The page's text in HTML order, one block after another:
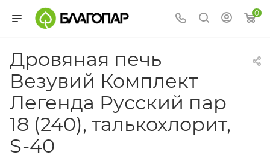
0
Дровяная печь
Везувий Комплект
Легенда Русский пар
18 (240), талькохлорит,
S-40